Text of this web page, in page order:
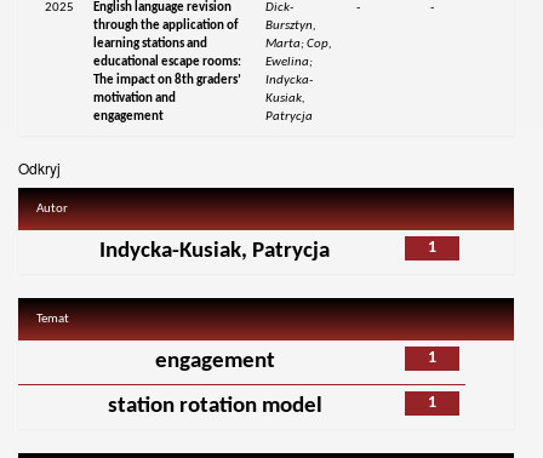
2025
English language revision
through the application of
learning stations and
educational escape rooms:
The impact on 8th graders’
motivation and
engagement
Dick-
Bursztyn,
Marta; Cop,
Ewelina;
Indycka-
Kusiak,
Patrycja
- -
Odkryj
Autor
1
Indycka-Kusiak, Patrycja
Temat
1
engagement
1
station rotation model